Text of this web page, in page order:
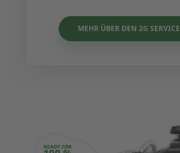
MEHR ÜBER DEN 2G SERVICE